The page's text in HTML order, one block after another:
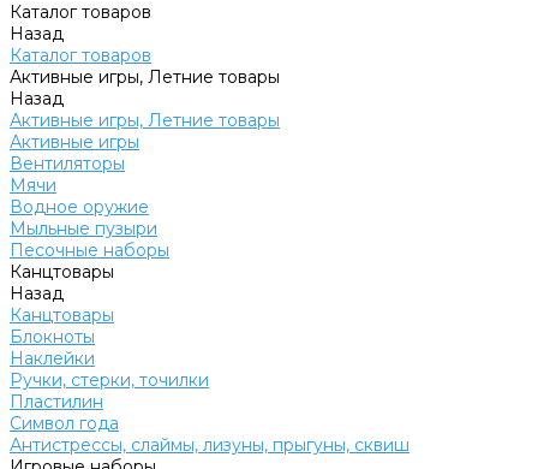
Каталог товаров
Назад
Каталог товаров
Активные игры, Летние товары
Назад
Активные игры, Летние товары
Активные игры
Вентиляторы
Мячи
Водное оружие
Мыльные пузыри
Песочные наборы
Канцтовары
Назад
Канцтовары
Блокноты
Наклейки
Ручки, стерки, точилки
Пластилин
Символ года
Антистрессы, слаймы, лизуны, прыгуны, сквиш